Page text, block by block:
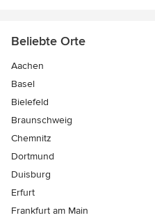
Beliebte Orte
Aachen
Basel
Bielefeld
Braunschweig
Chemnitz
Dortmund
Duisburg
Erfurt
Frankfurt am Main